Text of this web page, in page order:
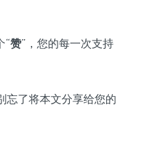
“赞”，您的每一次支持
忘了将本文分享给您的